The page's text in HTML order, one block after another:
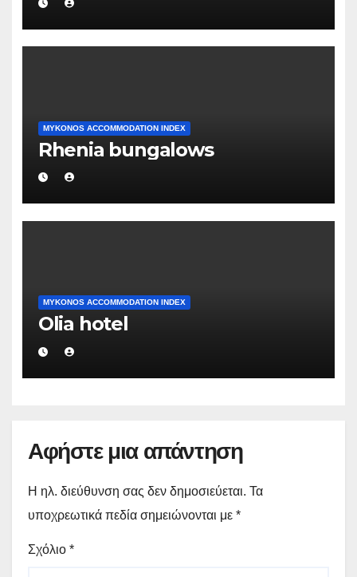
MYKONOS ACCOMMODATION INDEX
Rhenia bungalows
MYKONOS ACCOMMODATION INDEX
Olia hotel
Αφήστε μια απάντηση
Η ηλ. διεύθυνση σας δεν δημοσιεύεται. Τα
υποχρεωτικά πεδία σημειώνονται με *
Σχόλιο *